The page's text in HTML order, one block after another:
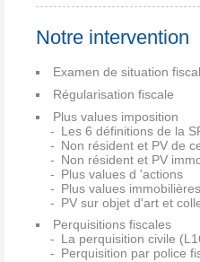
Notre intervention
Examen de situation
Régularisation fiscale
Plus values imposition
Les 6 définitions de la
Non résident et PV de
Non résident et PV
Plus values d 'actions
Plus values immobilières
PV sur objet d'art et
Perquisitions fiscales
La perquisition civile
Perquisition par police